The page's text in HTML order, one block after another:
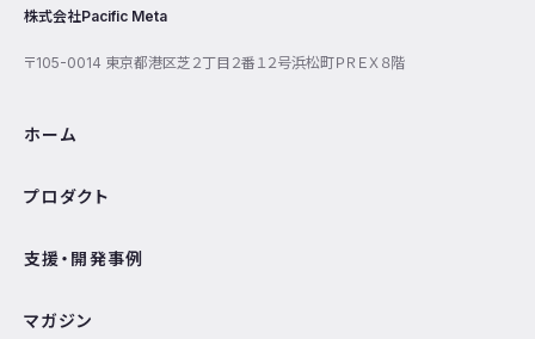
株式会社Pacific Meta
〒105-0014 東京都港区芝２丁目２番１２号浜松町ＰＲＥＸ８階
ホーム
プロダクト
支援・開発事例
マガジン